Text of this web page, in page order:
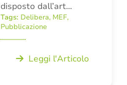
disposto dall’art…
Tags: Delibera, MEF,
Pubblicazione
Leggi l'Articolo